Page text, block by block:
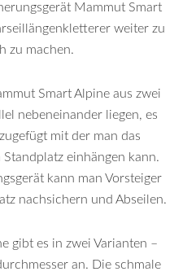
Mammut Smart
weiter zu
zu machen.
Smart Alpine aus zwei
nebeneinander liegen, es
mit der man das
einhängen kann.
kann man Vorsteiger
nachsichern und Abseilen.
gibt es in zwei Varianten –
an. Die schmale